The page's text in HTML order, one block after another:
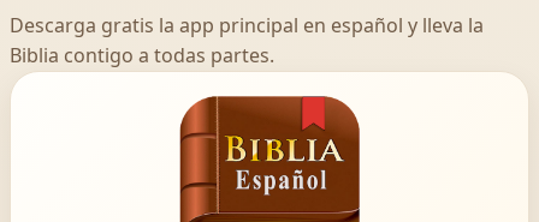
Descarga gratis la app principal en español y lleva la
Biblia contigo a todas partes.